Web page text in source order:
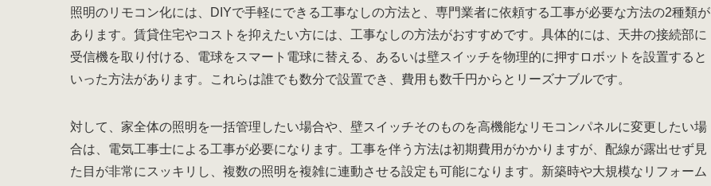
照明のリモコン化には、DIYで手軽にできる工事なしの方法と、専門業者に依頼する工事が必要な方法の2種類が
あります。賃貸住宅やコストを抑えたい方には、工事なしの方法がおすすめです。具体的には、天井の接続部に
受信機を取り付ける、電球をスマート電球に替える、あるいは壁スイッチを物理的に押すロボットを設置すると
いった方法があります。これらは誰でも数分で設置でき、費用も数千円からとリーズナブルです。
対して、家全体の照明を一括管理したい場合や、壁スイッチそのものを高機能なリモコンパネルに変更したい場
合は、電気工事士による工事が必要になります。工事を伴う方法は初期費用がかかりますが、配線が露出せず見
た目が非常にスッキリし、複数の照明を複雑に連動させる設定も可能になります。新築時や大規模なリフォーム